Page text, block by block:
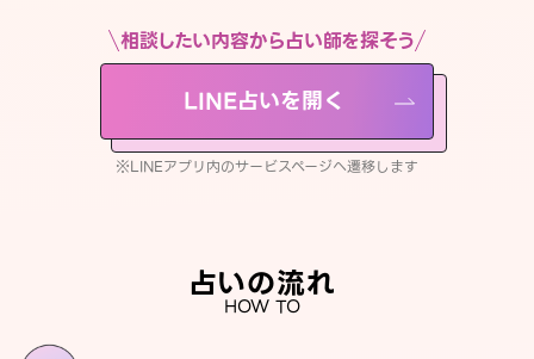
相談したい内容から占い師を探そう
LINE占いを開く
※LINEアプリ内のサービスページへ遷移します
占いの流れ
HOW TO